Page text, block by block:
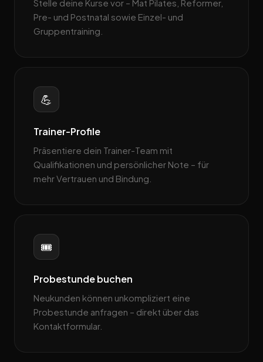
Stelle deine Kurse vor – Mat Pilates, Reformer,
Pre- und Postnatal sowie Einzel- und
Gruppentraining.
💪
Trainer-Profile
Präsentiere dein Trainer-Team mit
Qualifikationen und persönlicher Note – für
mehr Vertrauen und Bindung.
🎟️
Probestunde buchen
Neukunden können unkompliziert eine
Probestunde anfragen – direkt über das
Kontaktformular.